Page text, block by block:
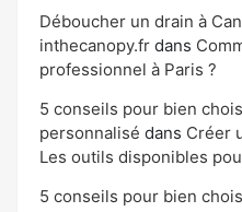
Déboucher un drain à
inthecanopy.fr dans
professionnel à Paris ?
5 conseils pour bien
personnalisé dans Créer
Les outils disponibles
5 conseils pour bien